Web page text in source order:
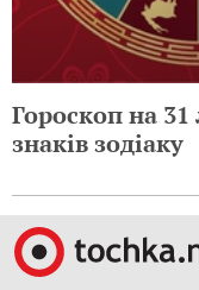
Гороскоп на 31
знаків зодіаку